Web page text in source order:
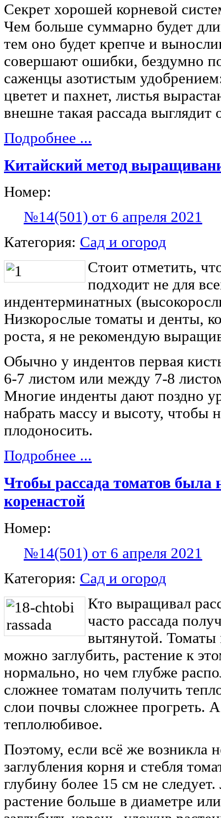
Секрет хорошей корневой
Чем больше суммарно будет
тем оно будет крепче и
совершают ошибки, бездумно
саженцы азотистым
цветет и пахнет, листья
внешне такая рассада выглядит
Подробнее ...
Китайский метод
Номер:
№14(501) от 6 апреля 2021
Категория: Сад и огород
Стоит отметить,
подходит не для
индентерминатных
Низкорослые томаты и денты,
роста, я не рекомендую
Обычно у индентов первая
6-7 листом или между 7-8
Многие инденты дают поздно
набрать массу и высоту, чтобы
плодоносить.
Подробнее ...
Чтобы рассада томатов была
коренастой
Номер:
№14(501) от 6 апреля 2021
Категория: Сад и огород
Кто выращивал
часто рассада
вытянутой. Томаты
можно заглубить, растение к
нормально, но чем глубже
сложнее томатам получить
слои почвы сложнее прогреть.
теплолюбивое.
Поэтому, если всё же возникла
заглубления корня и стебля
глубину более 15 см не
растение больше в диаметре